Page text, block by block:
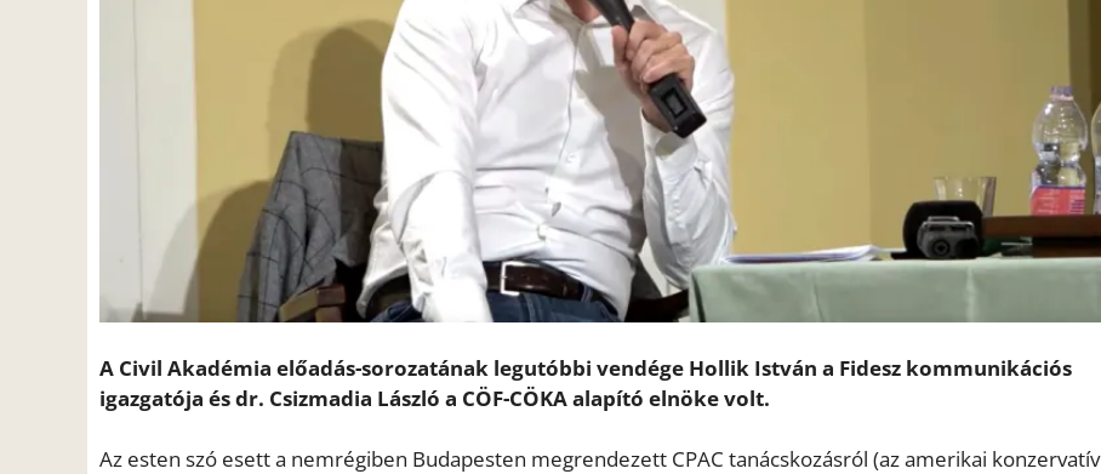
A Civil Akadémia előadás-sorozatának legutóbbi vendége Hollik István a Fidesz kommunikációs
igazgatója és dr. Csizmadia László a CÖF-CÖKA alapító elnöke volt.
Az esten szó esett a nemrégiben Budapesten megrendezett CPAC tanácskozásról (az amerikai konzervatív